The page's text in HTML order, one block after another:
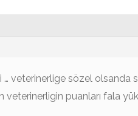
veterinerlige sözel olsanda
veterinerligin puanları fala